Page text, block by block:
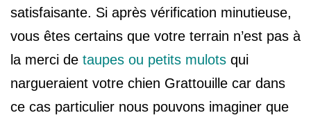
satisfaisante. Si après vérification minutieuse,
vous êtes certains que votre terrain n’est pas à
la merci de taupes ou petits mulots qui
nargueraient votre chien Grattouille car dans
ce cas particulier nous pouvons imaginer que